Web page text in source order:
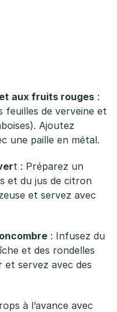
aux fruits rouges :
feuilles de verveine et
Ajoutez
une paille en métal.
t : Préparez un
et du jus de citron
et servez avec
: Infusez du
et des rondelles
et servez avec des
à l’avance avec